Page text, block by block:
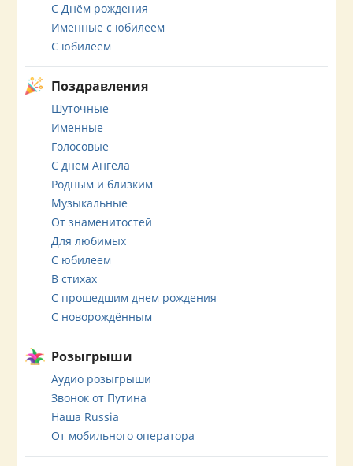
С Днём рождения
Именные с юбилеем
С юбилеем
Поздравления
Шуточные
Именные
Голосовые
С днём Ангела
Родным и близким
Музыкальные
От знаменитостей
Для любимых
С юбилеем
В стихах
С прошедшим днем рождения
С новорождённым
Розыгрыши
Аудио розыгрыши
Звонок от Путина
Наша Russia
От мобильного оператора